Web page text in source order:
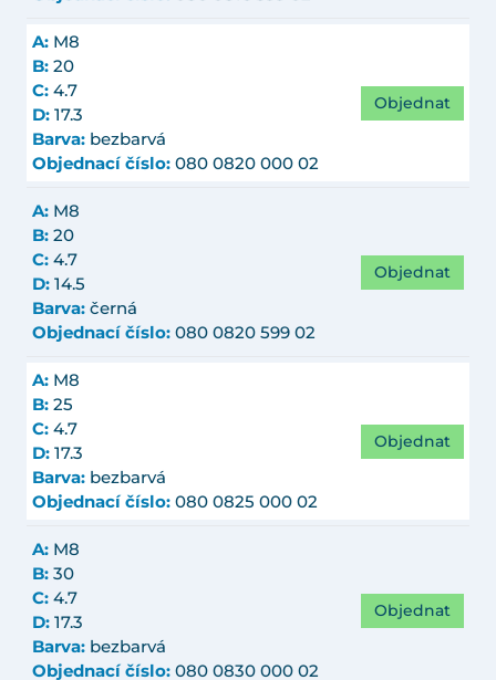
A: M8
B: 20
C: 4.7
D: 17.3
Barva: bezbarvá
Objednací číslo: 080 0820 000 02
Objednat
A: M8
B: 20
C: 4.7
D: 14.5
Barva: černá
Objednací číslo: 080 0820 599 02
Objednat
A: M8
B: 25
C: 4.7
D: 17.3
Barva: bezbarvá
Objednací číslo: 080 0825 000 02
Objednat
A: M8
B: 30
C: 4.7
D: 17.3
Barva: bezbarvá
Objednací číslo: 080 0830 000 02
Objednat